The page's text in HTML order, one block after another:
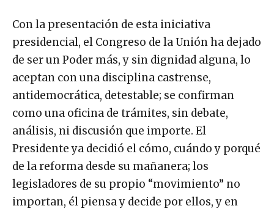
Con la presentación de esta iniciativa
presidencial, el Congreso de la Unión ha dejado
de ser un Poder más, y sin dignidad alguna, lo
aceptan con una disciplina castrense,
antidemocrática, detestable; se confirman
como una oficina de trámites, sin debate,
análisis, ni discusión que importe. El
Presidente ya decidió el cómo, cuándo y porqué
de la reforma desde su mañanera; los
legisladores de su propio “movimiento” no
importan, él piensa y decide por ellos, y en